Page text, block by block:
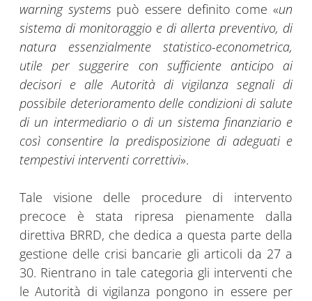
warning systems può essere definito come «un
sistema di monitoraggio e di allerta preventivo, di
natura essenzialmente statistico-econometrica,
utile per suggerire con sufficiente anticipo ai
decisori e alle Autorità di vigilanza segnali di
possibile deterioramento delle condizioni di salute
di un intermediario o di un sistema finanziario e
così consentire la predisposizione di adeguati e
tempestivi interventi correttivi».
Tale visione delle procedure di intervento
precoce è stata ripresa pienamente dalla
direttiva BRRD, che dedica a questa parte della
gestione delle crisi bancarie gli articoli da 27 a
30. Rientrano in tale categoria gli interventi che
le Autorità di vigilanza pongono in essere per